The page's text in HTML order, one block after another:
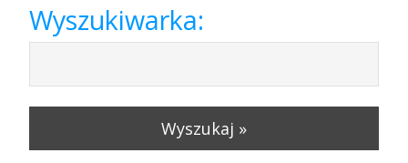
Wyszukiwarka:
Wyszukaj »